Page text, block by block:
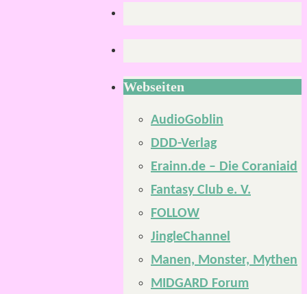
Webseiten
AudioGoblin
DDD-Verlag
Erainn.de – Die Coraniaid
Fantasy Club e. V.
FOLLOW
JingleChannel
Manen, Monster, Mythen
MIDGARD Forum